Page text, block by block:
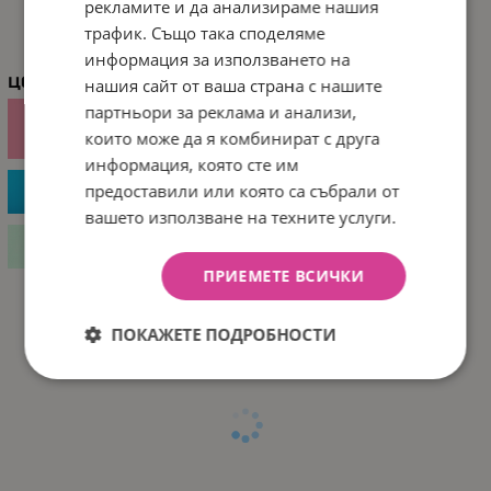
ХАРАКТЕРИСТИКИ
Цвят
рекламите и да анализираме нашия
трафик. Също така споделяме
информация за използването на
нашия сайт от ваша страна с нашите
партньори за реклама и анализи,
които може да я комбинират с друга
информация, която сте им
предоставили или която са събрали от
вашето използване на техните услуги.
ПРИЕМЕТЕ ВСИЧКИ
ПОКАЖЕТЕ ПОДРОБНОСТИ